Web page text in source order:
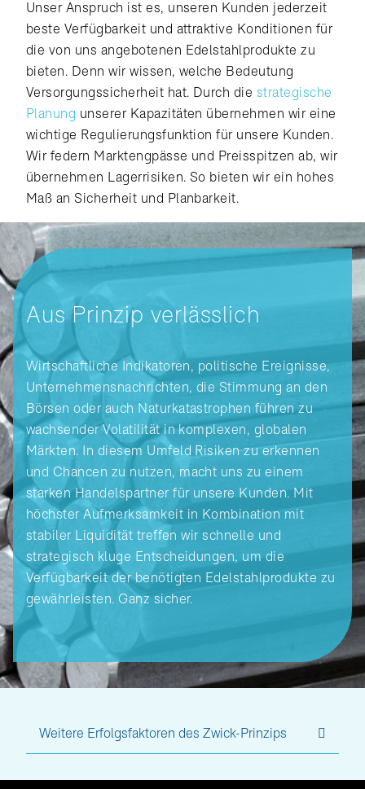
Unser Anspruch ist es, unseren Kunden jederzeit
beste Verfügbarkeit und attraktive Konditionen für
die von uns angebotenen Edelstahlprodukte zu
bieten. Denn wir wissen, welche Bedeutung
Versorgungssicherheit hat. Durch die strategische
Planung unserer Kapazitäten übernehmen wir eine
wichtige Regulierungsfunktion für unsere Kunden.
Wir federn Marktengpässe und Preisspitzen ab, wir
übernehmen Lagerrisiken. So bieten wir ein hohes
Maß an Sicherheit und Planbarkeit.
Aus Prinzip verlässlich
Wirtschaftliche Indikatoren, politische Ereignisse,
Unternehmensnachrichten, die Stimmung an den
Börsen oder auch Naturkatastrophen führen zu
wachsender Volatilität in komplexen, globalen
Märkten. In diesem Umfeld Risiken zu erkennen
und Chancen zu nutzen, macht uns zu einem
starken Handelspartner für unsere Kunden. Mit
höchster Aufmerksamkeit in Kombination mit
stabiler Liquidität treffen wir schnelle und
strategisch kluge Entscheidungen, um die
Verfügbarkeit der benötigten Edelstahlprodukte zu
gewährleisten. Ganz sicher.
Weitere Erfolgsfaktoren des Zwick-Prinzips